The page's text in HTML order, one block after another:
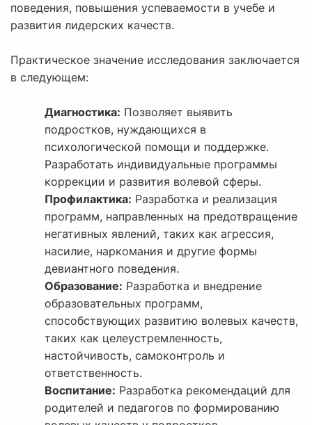
поведения, повышения успеваемости в учебе и
развития лидерских качеств.
Практическое значение исследования заключается
в следующем:
Диагностика: Позволяет выявить
подростков, нуждающихся в
психологической помощи и поддержке.
Разработать индивидуальные программы
коррекции и развития волевой сферы.
Профилактика: Разработка и реализация
программ, направленных на предотвращение
негативных явлений, таких как агрессия,
насилие, наркомания и другие формы
девиантного поведения.
Образование: Разработка и внедрение
образовательных программ,
способствующих развитию волевых качеств,
таких как целеустремленность,
настойчивость, самоконтроль и
ответственность.
Воспитание: Разработка рекомендаций для
родителей и педагогов по формированию